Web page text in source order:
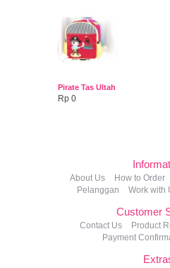
Pirate Tas Ultah
Rp 0
About Us How to Order
Pelanggan
Work with
Customer
Contact Us Product
Payment